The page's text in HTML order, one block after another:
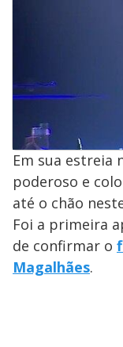
Em sua estreia
poderoso e
até o chão
Foi a primeira
de confirmar o
Magalhães.